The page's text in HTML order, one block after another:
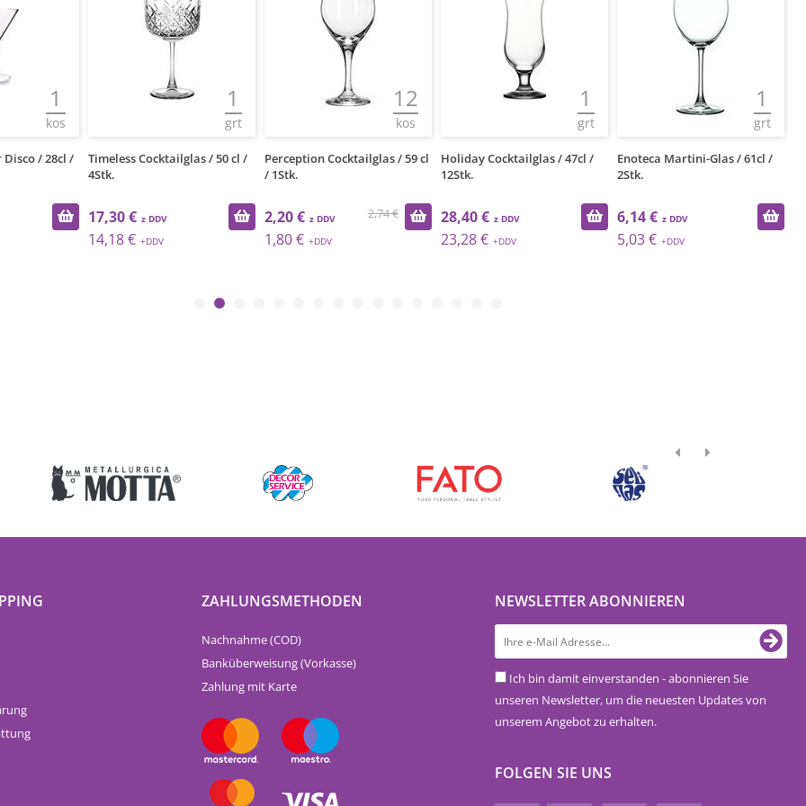
1
kos
/ 28cl /
1
grt
Timeless Cocktailglas / 50 cl /
4Stk.
17,30 €
14,18 €
12
kos
Perception Cocktailglas / 59 cl
/ 1Stk.
2,74 €
2,20 €
1,80 €
1
grt
Holiday Cocktailglas / 47cl /
12Stk.
28,40 €
23,28 €
1
grt
Enoteca Martini-Glas / 61cl /
2Stk.
6,14 €
5,03 €
ZAHLUNGSMETHODEN
Nachnahme (COD)
Banküberweisung (Vorkasse)
Zahlung mit Karte
NEWSLETTER ABONNIEREN
Ich bin damit einverstanden - abonnieren Sie
unseren Newsletter, um die neuesten Updates von
unserem Angebot zu erhalten.
FOLGEN SIE UNS